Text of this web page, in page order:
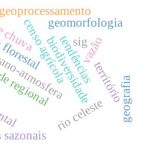
censo agrícolabiodiversidade
rio celeste
tendências
vazão
geomorfologia
geoprocessamento
sazonais
atmosfera território
regional geografia
sig